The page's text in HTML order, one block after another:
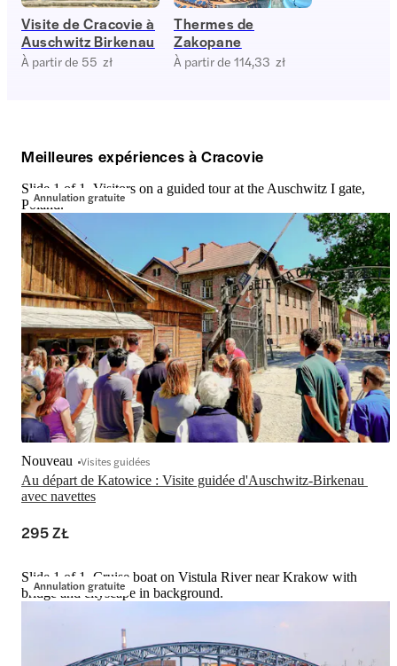
Visite de Cracovie à
Auschwitz Birkenau
À partir de 55 zł
Thermes de
Zakopane
À partir de 114,33 zł
Meilleures expériences à Cracovie
Annulation gratuite
Slide 1 of 1, Visitors on a guided tour at the Auschwitz I gate,
Poland.
Au départ de Katowice : Visite guidée d'Auschwitz-Birkenau
avec navettes
Nouveau Visites guidées
295 ZŁ
Annulation gratuite
Slide 1 of 1, Cruise boat on Vistula River near Krakow with
bridge and cityscape in background.